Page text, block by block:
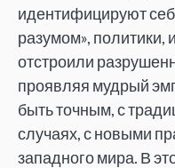
идентифицируют
разумом», политики,
отстроили
проявляя мудрый
быть точным, с
случаях, с новыми
западного мира. В